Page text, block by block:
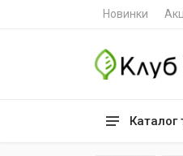
Новинки
Каталог